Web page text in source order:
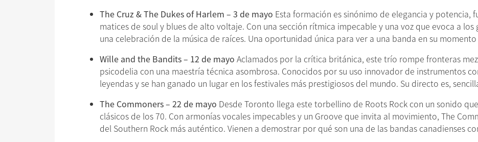
The Cruz & The Dukes of Harlem – 3 de mayo Esta formación es sinónimo de elegancia y potencia,
matices de soul y blues de alto voltaje. Con una sección rítmica impecable y una voz que evoca a los
una celebración de la música de raíces. Una oportunidad única para ver a una banda en su
Wille and the Bandits – 12 de mayo Aclamados por la crítica británica, este trío rompe fronteras
psicodelia con una maestría técnica asombrosa. Conocidos por su uso innovador de instrumentos
leyendas y se han ganado un lugar en los festivales más prestigiosos del mundo. Su directo es,
The Commoners – 22 de mayo Desde Toronto llega este torbellino de Roots Rock con un sonido
clásicos de los 70. Con armonías vocales impecables y un Groove que invita al movimiento, The
del Southern Rock más auténtico. Vienen a demostrar por qué son una de las bandas canadienses